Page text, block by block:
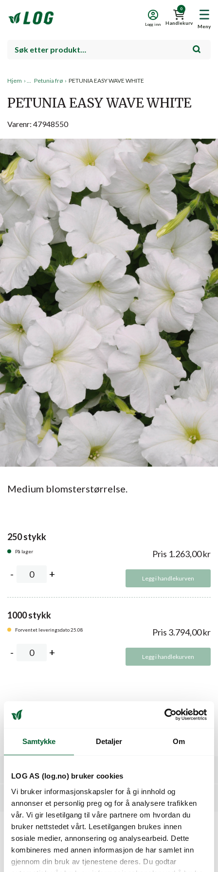
Samtykke Detaljer Om
LOG AS (log.no) bruker cookies
Vi bruker informasjonskapsler for å gi innhold og
annonser et personlig preg og for å analysere trafikken
vår. Vi gir lesetilgang til våre partnere om hvordan du
bruker nettstedet vårt. Lesetilgangen brukes innen
sosiale medier, annonsering og analysearbeid. Dette
kombineres med annen informasjon de har samlet inn
gjennom din bruk av tjenestene deres. Du godtar
Meny
0
Handlekurv
Logg inn
Hjem › Petunia frø › PETUNIA EASY WAVE WHITE
PETUNIA EASY WAVE WHITE
Varenr: 47948550
Medium blomsterstørrelse.
250 stykk
På lager Pris 1.263,00kr
Legg i handlekurven
1000 stykk
Forventet leveringsdato 25.08 Pris 3.794,00kr
Legg i handlekurven
og pottesalg.
Dyrkingsveiledning
Kunder så også på